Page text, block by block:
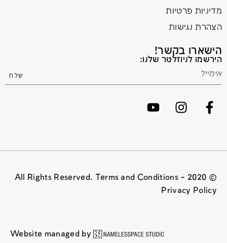
מדיניות פרטיות
הצהרת נגישות
הישארו בקשר!
הירשמו לניוזלטר שלנו:
© 2020 All Rights Reserved. Terms and Conditions –
Privacy Policy
Website managed by